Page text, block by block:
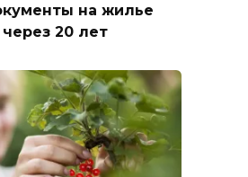
на жилье
через 20 лет